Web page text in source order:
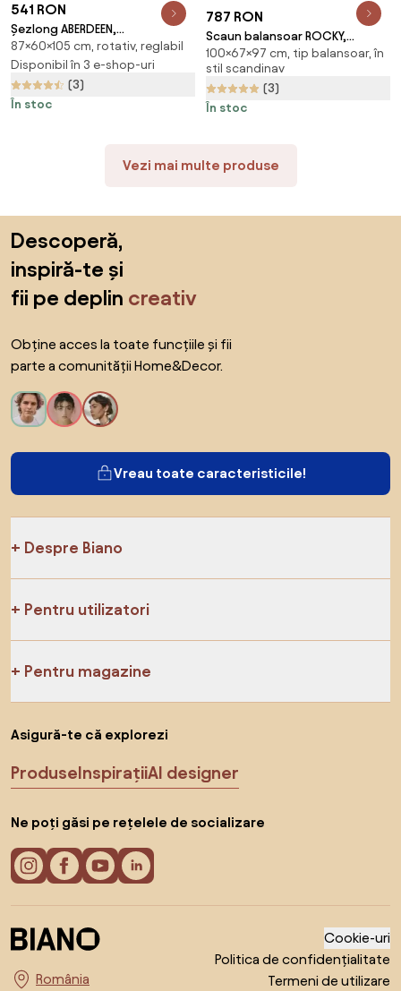
541 RON
Șezlong ABERDEEN,
87x60x105cm, gri Casaria
87×60×105 cm, rotativ, reglabil
Disponibil în 3 e-shop-uri
(3)
În stoc
787 RON
Scaun balansoar ROCKY,
97x67x100cm, crem
SongmicsHome
100×67×97 cm, tip balansoar, în
stil scandinav
(3)
În stoc
Vezi mai multe produse
Descoperă,
inspiră-te și
fii pe deplin creativ
Obține acces la toate funcțiile și fii
parte a comunității Home&Decor.
Vreau toate caracteristicile!
Despre Biano
Pentru utilizatori
Pentru magazine
Asigură-te că explorezi
ProduseInspirațiiAI designer
Ne poți găsi pe rețelele de socializare
Cookie-uri
Politica de confidențialitate
Termeni de utilizare